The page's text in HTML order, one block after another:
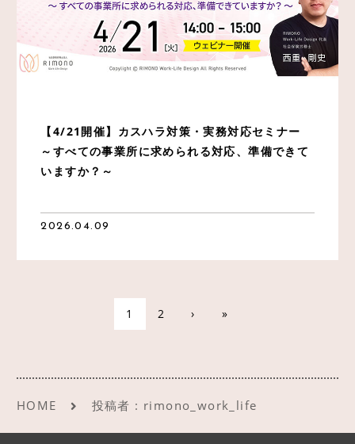
【4/21開催】カスハラ対策・実務対応セミナー
～すべての事業所に求められる対応、準備できて
いますか？～
2026.04.09
1 2 › »
HOME 投稿者 : rimono_work_life